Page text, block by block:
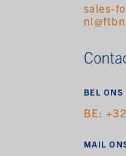
sales-
BEL ONS
BE:
MAIL